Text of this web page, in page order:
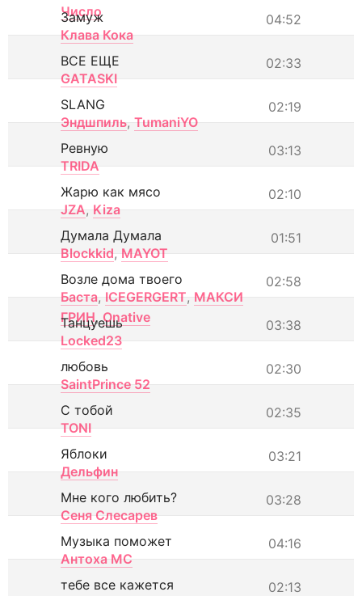
Число
04:52
Замуж
Клава Кока
02:33
ВСЕ ЕЩЕ
GATASKI
02:19
SLANG
Эндшпиль, TumaniYO
03:13
Ревную
TRIDA
02:10
Жарю как мясо
JZA, Kiza
01:51
Думала Думала
Blockkid, MAYOT
02:58
Возле дома твоего
Баста, ICEGERGERT, МАКСИ
ГРИН, Onative 03:38
Танцуешь
Locked23
02:30
любовь
SaintPrince 52
02:35
С тобой
TONI
03:21
Яблоки
Дельфин
03:28
Мне кого любить?
Сеня Слесарев
04:16
Музыка поможет
Антоха МС
02:13
тебе все кажется